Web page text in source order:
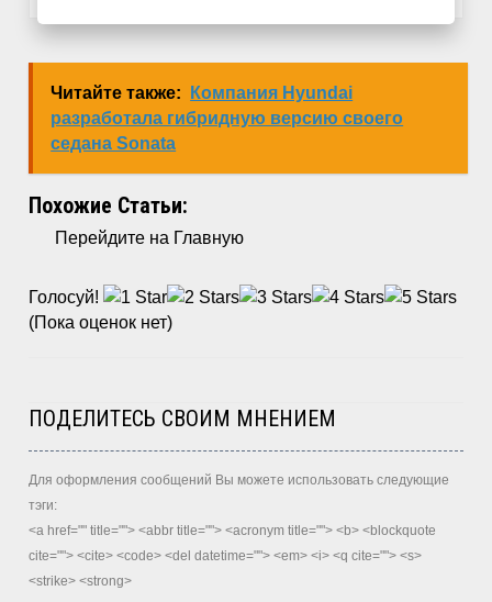
Читайте также:
Компания Hyundai
разработала гибридную версию своего
седана Sonata
Похожие Статьи:
Перейдите на Главную
Голосуй!
(Пока оценок нет)
ПОДЕЛИТЕСЬ СВОИМ МНЕНИЕМ
Для оформления сообщений Вы можете использовать следующие
тэги:
<a href="" title=""> <abbr title=""> <acronym title=""> <b> <blockquote
cite=""> <cite> <code> <del datetime=""> <em> <i> <q cite=""> <s>
<strike> <strong>